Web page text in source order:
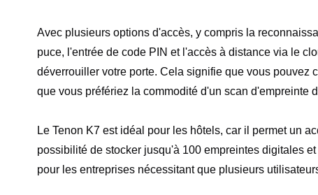
Avec plusieurs options d'accès, y compris la
puce, l'entrée de code PIN et l'accès à distance via le
déverrouiller votre porte. Cela signifie que vous pouvez
que vous préfériez la commodité d'un scan d'empreinte
Le Tenon K7 est idéal pour les hôtels, car il permet un
possibilité de stocker jusqu'à 100 empreintes digitales
pour les entreprises nécessitant que plusieurs